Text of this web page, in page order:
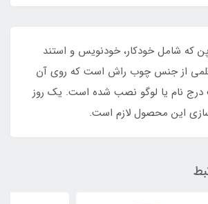
که شامل خودکار، خودنویس و استند
از جنس چوب راش است که روی آن
نام یا لوگو نصب شده است. یک روز
این محصول لازم است.